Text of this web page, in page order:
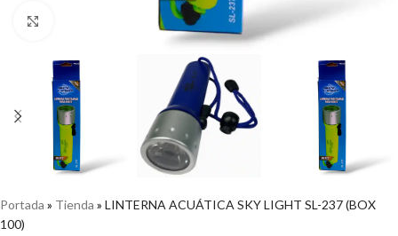
Haz clic para ampliar
Portada » Tienda » LINTERNA ACUÁTICA SKY LIGHT SL-237 (BOX
100)